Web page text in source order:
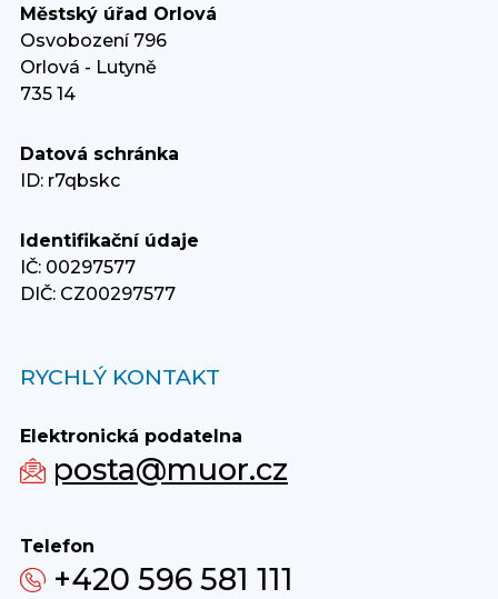
Městský úřad Orlová
Osvobození 796
Orlová - Lutyně
735 14
Datová schránka
ID: r7qbskc
Identifikační údaje
IČ: 00297577
DIČ: CZ00297577
RYCHLÝ KONTAKT
Elektronická podatelna
posta@muor.cz
Telefon
+420 596 581 111